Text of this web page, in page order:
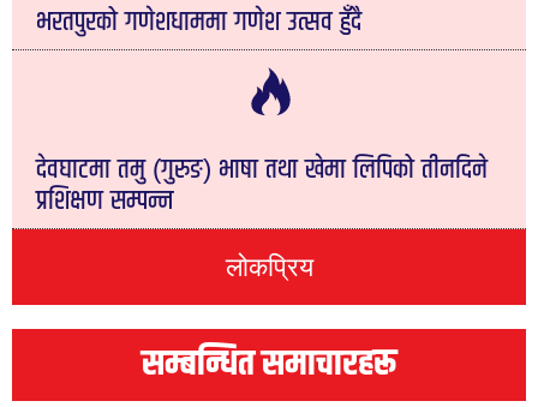
लोकप्रिय
भरतपुरको गणेशधाममा गणेश उत्सव हुँदै
देवघाटमा तमु (गुरुङ) भाषा तथा खेमा लिपिको तीनदिने
प्रशिक्षण सम्पन्न
सम्बन्धित समाचारहरू